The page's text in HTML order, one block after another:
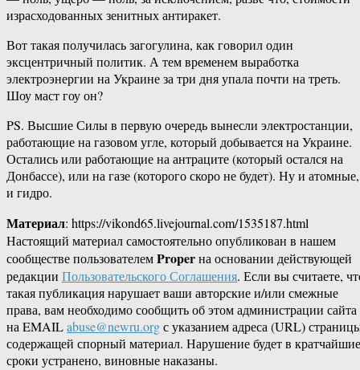
израсходованных зенитных антиракет.
Вот такая получилась загогулина, как говорил один
эксцентричный политик. А тем временем выработка
электроэнергии на Украине за три дня упала почти на треть.
Шоу маст гоу он?
PS. Высшие Силы в первую очередь вынесли электростанции,
работающие на газовом угле, который добывается на Украине.
Остались или работающие на антраците (который остался на
Донбассе), или на газе (которого скоро не будет). Ну и атомные,
и гидро.
Материал: https://vikond65.livejournal.com/1535187.html
Настоящий материал самостоятельно опубликован в нашем
сообществе пользователемProperна основании действующей
редакции Пользовательского Соглашения. Если вы считаете,
такая публикация нарушает ваши авторские и/или смежные
права, вам необходимо сообщить об этом администрации сайта
на EMAILabuse@newru.orgс указанием адреса (URL)
содержащей спорный материал. Нарушение будет в кратчайшие
сроки устранено, виновные наказаны.